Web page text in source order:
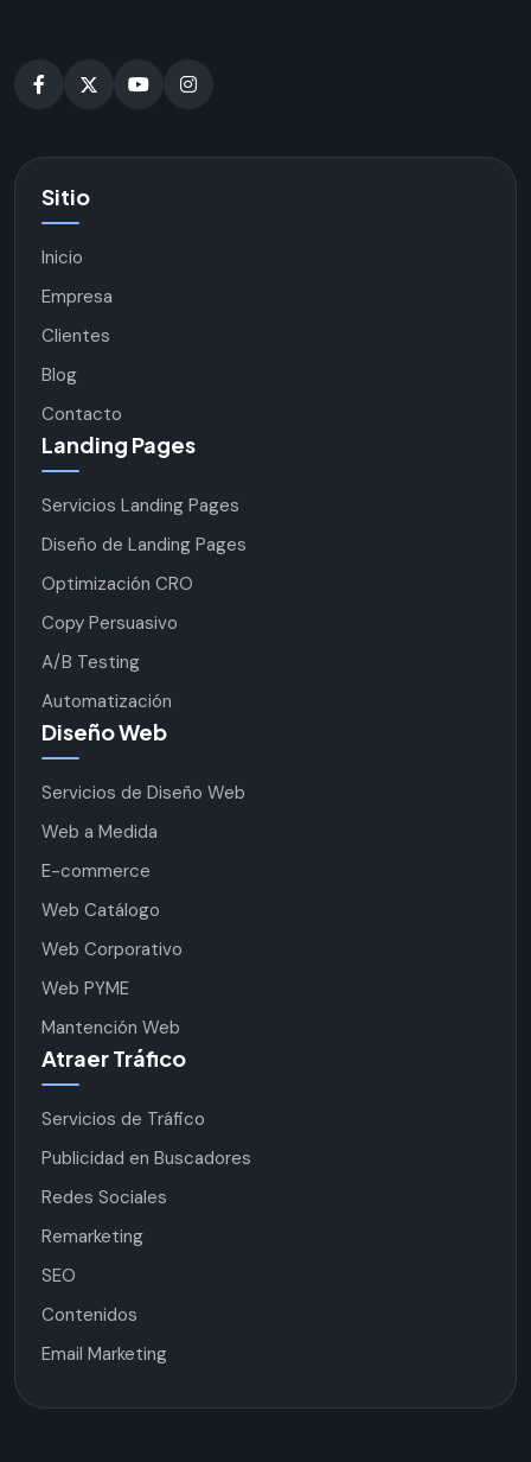
Sitio
Inicio
Empresa
Clientes
Blog
Contacto
Landing Pages
Servicios Landing Pages
Diseño de Landing Pages
Optimización CRO
Copy Persuasivo
A/B Testing
Automatización
Diseño Web
Servicios de Diseño Web
Web a Medida
E-commerce
Web Catálogo
Web Corporativo
Web PYME
Mantención Web
Atraer Tráfico
Servicios de Tráfico
Publicidad en Buscadores
Redes Sociales
Remarketing
SEO
Contenidos
Email Marketing